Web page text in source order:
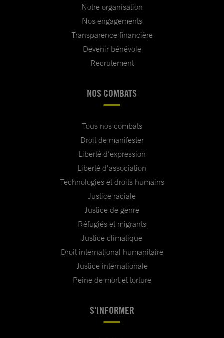
Notre organisation
Nos engagements
Transparence financière
Devenir bénévole
Recrutement
NOS COMBATS
Tous nos combats
Droit de manifester
Liberté d'expression
Liberté d'association
Technologies et droits humains
Justice raciale
Justice de genre
Réfugiés et migrants
Justice climatique
Droit international humanitaire
Justice internationale
Peine de mort et torture
S'INFORMER